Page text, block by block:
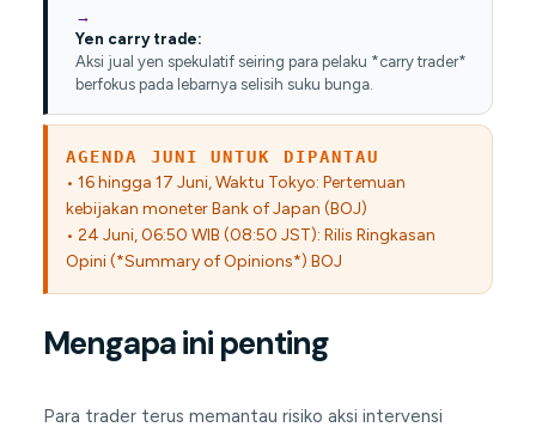
Yen carry trade:
Aksi jual yen spekulatif seiring para pelaku *carry trader*
berfokus pada lebarnya selisih suku bunga.
AGENDA JUNI UNTUK DIPANTAU
• 16 hingga 17 Juni, Waktu Tokyo: Pertemuan
kebijakan moneter Bank of Japan (BOJ)
• 24 Juni, 06:50 WIB (08:50 JST): Rilis Ringkasan
Opini (*Summary of Opinions*) BOJ
Mengapa ini penting
Para trader terus memantau risiko aksi intervensi